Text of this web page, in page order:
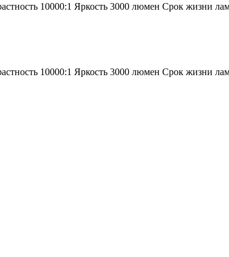
10000:1 Яркость 3000 люмен Срок жизни
10000:1 Яркость 3000 люмен Срок жизни